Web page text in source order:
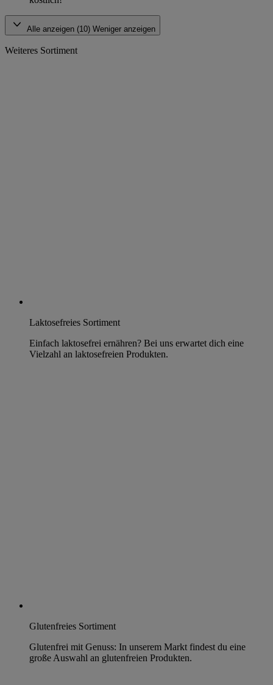
Alle anzeigen (10) Weniger anzeigen
Weiteres Sortiment
Laktosefreies Sortiment
Einfach laktosefrei ernähren? Bei uns erwartet dich eine
Vielzahl an laktosefreien Produkten.
Glutenfreies Sortiment
Glutenfrei mit Genuss: In unserem Markt findest du eine
große Auswahl an glutenfreien Produkten.